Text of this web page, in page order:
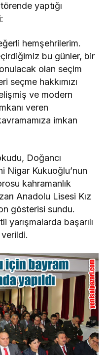
yaptığı
hemşehrilerim.
bu günler, bir
olan seçim
seçme hakkımızı
ve modern
veren
imkan
Doğancı
Nigar Kukuoğlu’nun
kahramanlık
Anadolu Lisesi Kız
gösterisi sundu.
yarışmalarda başarılı